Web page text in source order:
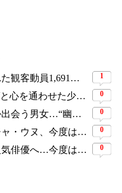
「盗作映画」の烙印を押された観客動員1,691万人の大ヒット作、裁判所の判断ですべてが覆った 1
『ゴジラvsコング』でコングと心を通わせた少女役、わずか18歳で突然の死…父が事故を起こした19歳少年に伝えた言葉 0
遺体が埋まった場所でなぜか出会う男女…“幽霊の証言”で事件を解く『恋は命がけ』がNetflix世界2位 0
税金14億円を全額納付したチャ・ウヌ、今度は軍服姿で登場…鍛え上げた上半身に驚きの声 0
奨学金に支えられた少年が人気俳優へ…今度は子どもたちに総額5,000万円を寄付 0